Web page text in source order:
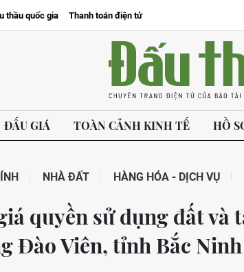
thầu quốc gia Thanh toán điện tử
ĐẤU GIÁ TOÀN CẢNH KINH TẾ HỒ
NHÀ ĐẤT HÀNG HÓA - DỊCH VỤ
quyền sử dụng đất và
Đào Viên, tỉnh Bắc Ninh